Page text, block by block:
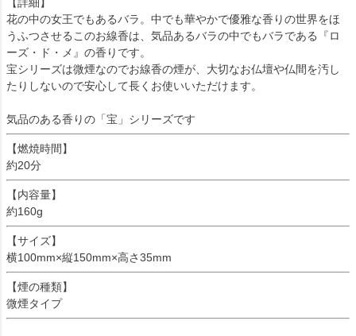
花の中の女王でもあるバラ。中でも華やかで優雅な香りの世界をほ
うふつさせるこのお線香は、気品あるバラの中でもバラである『ロ
ーズ・ド・メ』の香りです。
宝シリーズは微煙なのでお線香の煙が、大切なお仏壇や仏間を汚し
たりしないので安心して長くお使いいただけます。
気品のある香りの「宝」シリーズです
【燃焼時間】
約20分
【内容量】
約160g
【サイズ】
横100mm×縦150mm×高さ35mm
【煙の種類】
微煙タイプ